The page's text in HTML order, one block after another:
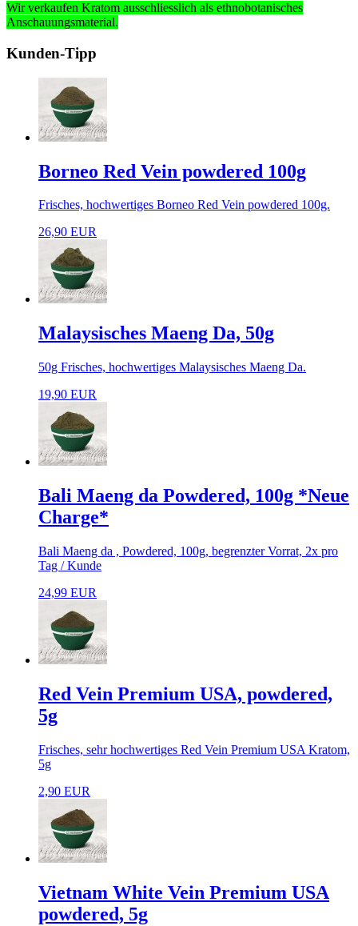
Wir verkaufen Kratom ausschliesslich als ethnobotanisches
Anschauungsmaterial.
Kunden-Tipp
Borneo Red Vein powdered 100g
Frisches, hochwertiges Borneo Red Vein powdered 100g.
26,90 EUR
Malaysisches Maeng Da, 50g
50g Frisches, hochwertiges Malaysisches Maeng Da.
19,90 EUR
Bali Maeng da Powdered, 100g *Neue
Charge*
Bali Maeng da , Powdered, 100g, begrenzter Vorrat, 2x pro
Tag / Kunde
24,99 EUR
Red Vein Premium USA, powdered,
5g
Frisches, sehr hochwertiges Red Vein Premium USA Kratom,
5g
2,90 EUR
Vietnam White Vein Premium USA
powdered, 5g